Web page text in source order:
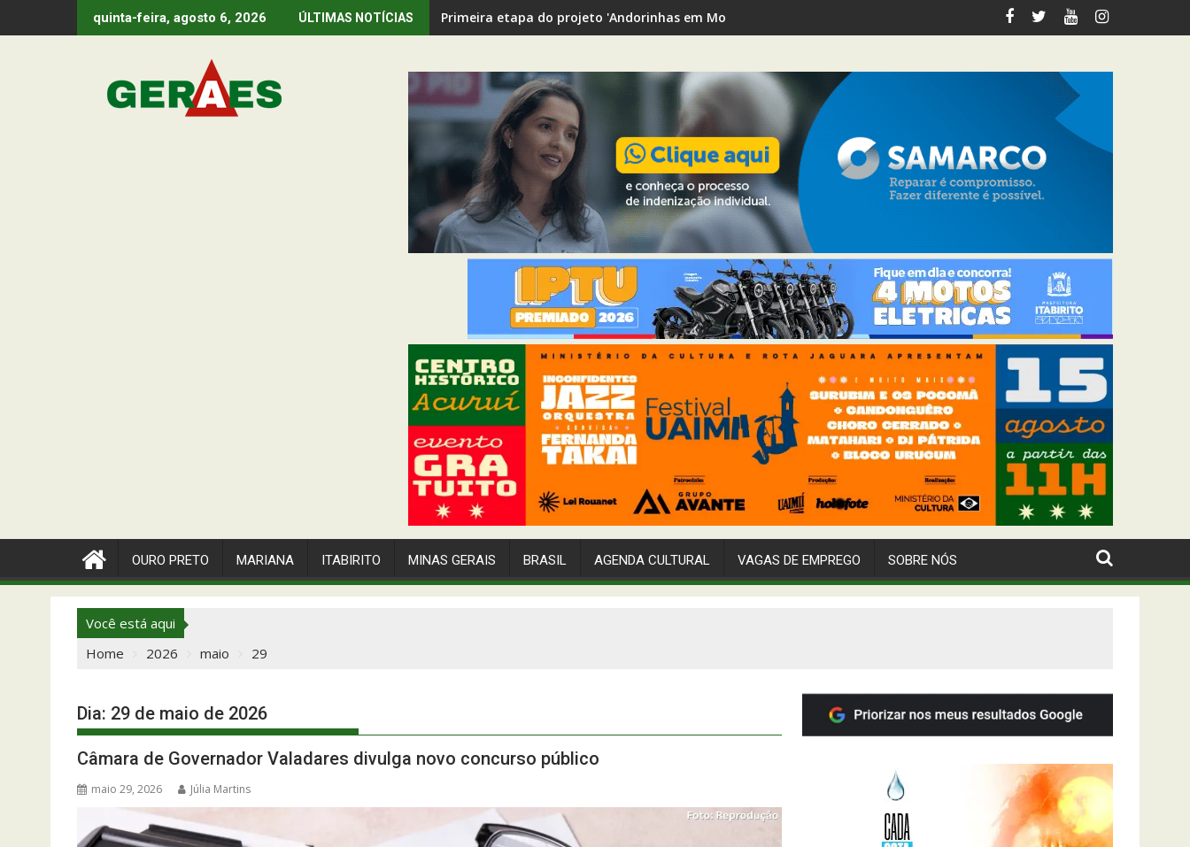
to
quinta-feira, agosto 6, 2026 ÚLTIMAS NOTÍCIAS Primeira etapa do projeto 'Andorinhas em Movimento' revitaliza 12 km de trilhas
OURO PRETO MARIANA ITABIRITO MINAS GERAIS BRASIL AGENDA CULTURAL VAGAS DE EMPREGO SOBRE NÓS
Você está aqui
Home
2026 maio 29
Dia: 29 de maio de 2026
Câmara de Governador Valadares divulga novo concurso público
maio 29, 2026 Júlia Martins